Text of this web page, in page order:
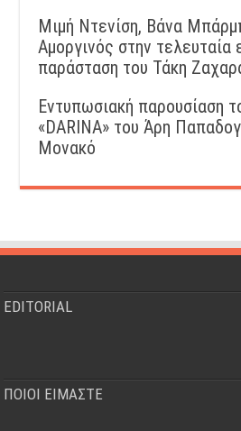
Μιμή Ντενίση, Βάνα
Αμοργινός στην τελευταία
παράσταση του Τάκη
Εντυπωσιακή παρουσίαση
«DARINA» του Άρη
Μονακό
EDITORIAL
ΠΟΙΟΙ ΕΙΜΑΣΤΕ